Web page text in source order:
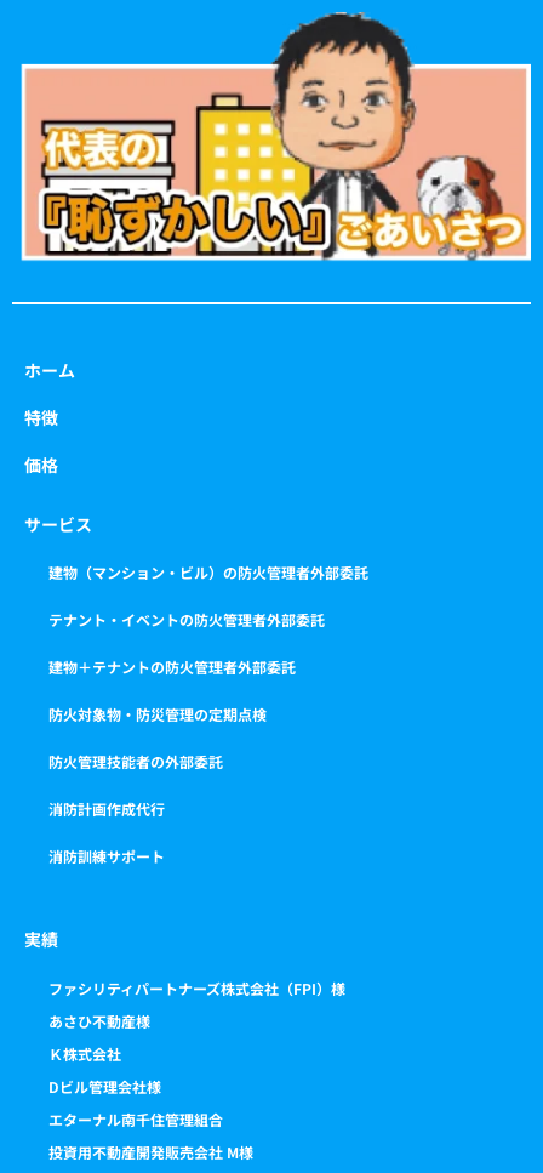
o
k
g
a
m
e
u
b
e
ホーム
特徴
価格
サービス
建物（マンション・ビル）の防火管理者外部委託
テナント・イベントの防火管理者外部委託
建物＋テナントの防火管理者外部委託
防火対象物・防災管理の定期点検
防火管理技能者の外部委託
消防計画作成代行
消防訓練サポート
実績
ファシリティパートナーズ株式会社（FPI）様
あさひ不動産様
Ｋ株式会社
Dビル管理会社様
エターナル南千住管理組合
投資用不動産開発販売会社 M様